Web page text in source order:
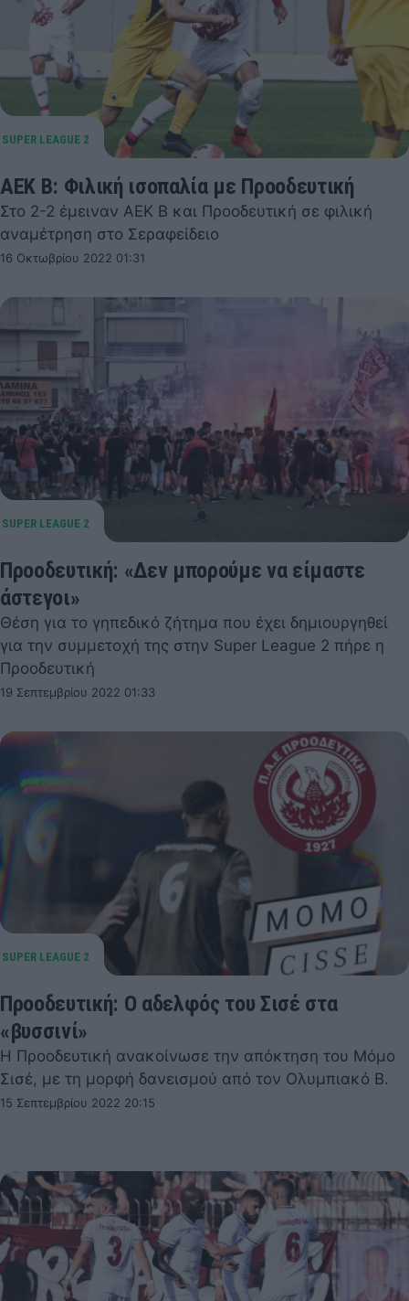
ΑΕΚ Β: Φιλική ισοπαλία με Προοδευτική
Στο 2-2 έμειναν ΑΕΚ Β και Προοδευτική σε φιλική
αναμέτρηση στο Σεραφείδειο
16 Οκτωβρίου 2022 01:31
Προοδευτική: «Δεν μπορούμε να είμαστε
άστεγοι»
Θέση για το γηπεδικό ζήτημα που έχει δημιουργηθεί
για την συμμετοχή της στην Super League 2 πήρε η
Προοδευτική
19 Σεπτεμβρίου 2022 01:33
Προοδευτική: Ο αδελφός του Σισέ στα
«βυσσινί»
Η Προοδευτική ανακοίνωσε την απόκτηση του Μόμο
Σισέ, με τη μορφή δανεισμού από τον Ολυμπιακό Β.
15 Σεπτεμβρίου 2022 20:15